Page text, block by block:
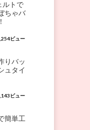
ルトで
ちゃバ
ビュー
りバッ
ュタイ
ビュー
簡単工